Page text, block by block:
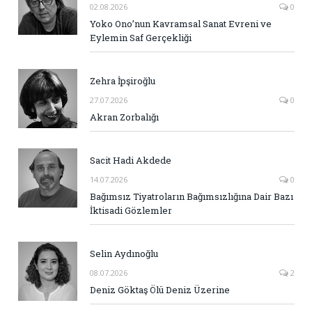
02.08.2026 0
Yoko Ono’nun Kavramsal Sanat Evreni ve
Eylemin Saf Gerçekliği
Zehra İpşiroğlu
27.07.2026 0
Akran Zorbalığı
Sacit Hadi Akdede
14.07.2026 0
Bağımsız Tiyatroların Bağımsızlığına Dair Bazı
İktisadi Gözlemler
Selin Aydınoğlu
08.07.2026 2
Deniz Göktaş Ölü Deniz Üzerine